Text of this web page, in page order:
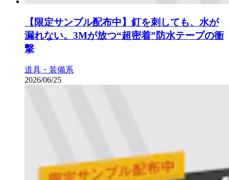
【限定サンプル配布中】釘を刺しても、水が
漏れない。3Mが放つ“超密着”防水テープの衝
撃
道具・装備系
2026/06/25